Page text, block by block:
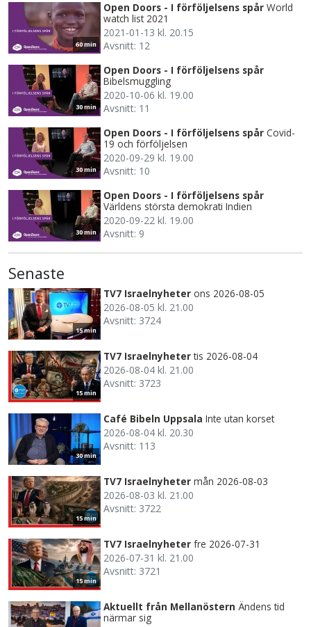
60 min
Open Doors - I förföljelsens spår World
watch list 2021
2021-01-13 kl. 20.15
Avsnitt: 12
30 min
Open Doors - I förföljelsens spår
Bibelsmuggling
2020-10-06 kl. 19.00
Avsnitt: 11
30 min
Open Doors - I förföljelsens spår Covid-
19 och förföljelsen
2020-09-29 kl. 19.00
Avsnitt: 10
30 min
Open Doors - I förföljelsens spår
Världens största demokrati Indien
2020-09-22 kl. 19.00
Avsnitt: 9
Senaste
15 min
TV7 Israelnyheter ons 2026-08-05
2026-08-05 kl. 21.00
Avsnitt: 3724
15 min
TV7 Israelnyheter tis 2026-08-04
2026-08-04 kl. 21.00
Avsnitt: 3723
30 min
Café Bibeln Uppsala Inte utan korset
2026-08-04 kl. 20.30
Avsnitt: 113
15 min
TV7 Israelnyheter mån 2026-08-03
2026-08-03 kl. 21.00
Avsnitt: 3722
15 min
TV7 Israelnyheter fre 2026-07-31
2026-07-31 kl. 21.00
Avsnitt: 3721
Aktuellt från Mellanöstern Ändens tid
närmar sig